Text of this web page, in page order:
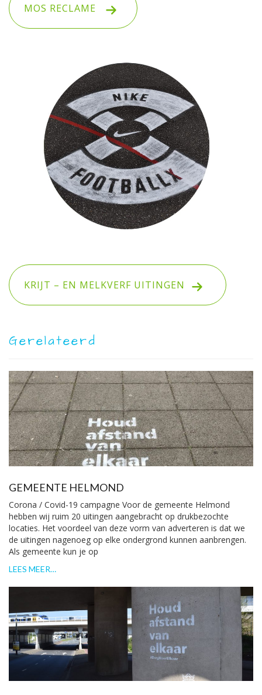
MOS RECLAME
KRIJT – EN MELKVERF UITINGEN
Gerelateerd
GEMEENTE HELMOND
Corona / Covid-19 campagne Voor de gemeente Helmond
hebben wij ruim 20 uitingen aangebracht op drukbezochte
locaties. Het voordeel van deze vorm van adverteren is dat we
de uitingen nagenoeg op elke ondergrond kunnen aanbrengen.
Als gemeente kun je op
LEES MEER…